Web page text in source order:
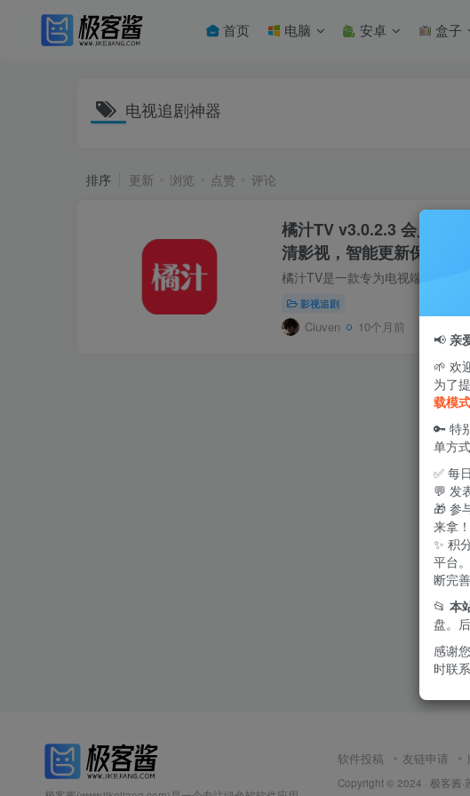
首页 电脑 安卓 盒子
电视追剧神器
排序 更新 浏览 点赞 评论
橘汁TV v3.0.2.3 会员版 |
清影视，智能更新保障流畅
影视追剧
Ciuven 10个月前
软件投稿 友链申请
Copyright © 2024 · 极客酱·
📢 亲
🌱 欢
为了
载模式
🔑 特
单方
✅ 每
💬 发
🎁 参
来拿！
✨ 积
平台
断完
📂 本
盘。
感谢
时联